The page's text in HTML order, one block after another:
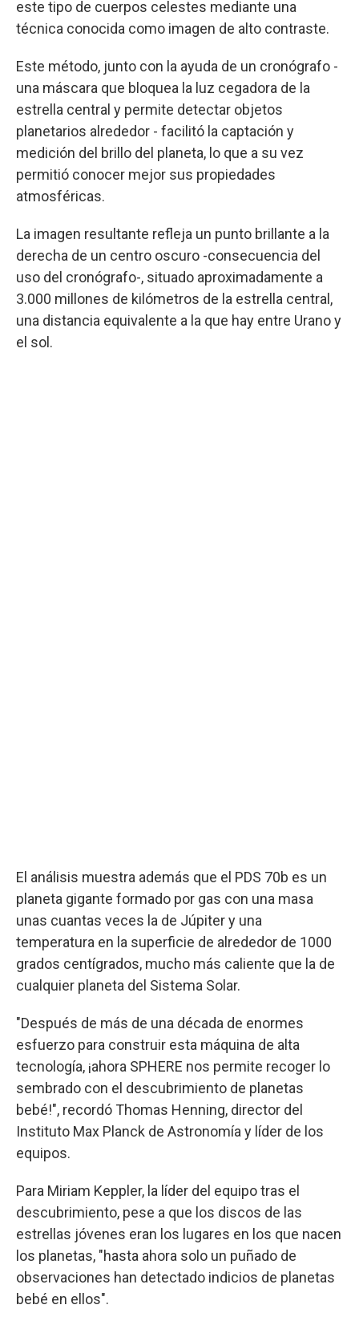
este tipo de cuerpos celestes mediante una
técnica conocida como imagen de alto contraste.
Este método, junto con la ayuda de un cronógrafo -
una máscara que bloquea la luz cegadora de la
estrella central y permite detectar objetos
planetarios alrededor - facilitó la captación y
medición del brillo del planeta, lo que a su vez
permitió conocer mejor sus propiedades
atmosféricas.
La imagen resultante refleja un punto brillante a la
derecha de un centro oscuro -consecuencia del
uso del cronógrafo-, situado aproximadamente a
3.000 millones de kilómetros de la estrella central,
una distancia equivalente a la que hay entre Urano y
el sol.
El análisis muestra además que el PDS 70b es un
planeta gigante formado por gas con una masa
unas cuantas veces la de Júpiter y una
temperatura en la superficie de alrededor de 1000
grados centígrados, mucho más caliente que la de
cualquier planeta del Sistema Solar.
"Después de más de una década de enormes
esfuerzo para construir esta máquina de alta
tecnología, ¡ahora SPHERE nos permite recoger lo
sembrado con el descubrimiento de planetas
bebé!", recordó Thomas Henning, director del
Instituto Max Planck de Astronomía y líder de los
equipos.
Para Miriam Keppler, la líder del equipo tras el
descubrimiento, pese a que los discos de las
estrellas jóvenes eran los lugares en los que nacen
los planetas, "hasta ahora solo un puñado de
observaciones han detectado indicios de planetas
bebé en ellos".